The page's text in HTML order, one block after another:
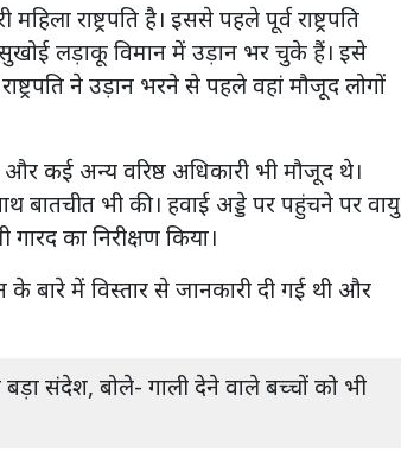
राष्ट्रपति है। इससे पहले पूर्व राष्ट्रपति
सुखोई लड़ाकू विमान में उड़ान भर चुके हैं। इसे
ने उड़ान भरने से पहले वहां मौजूद लोगों
कई अन्य वरिष्ठ अधिकारी भी मौजूद थे।
बातचीत भी की। हवाई अड्डे पर पहुंचने पर वायु
का निरीक्षण किया।
के बारे में विस्तार से जानकारी दी गई थी और
संदेश, बोले- गाली देने वाले बच्चों को भी